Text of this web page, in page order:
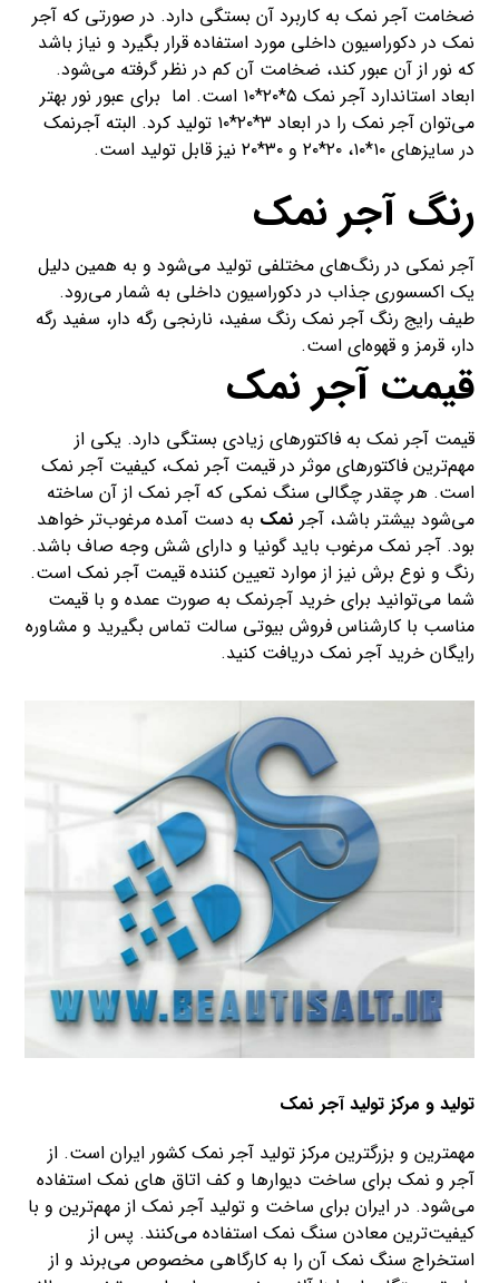
ضخامت آجر نمک به کاربرد آن بستگی دارد. در صورتی که آجر
نمک در دکوراسیون داخلی مورد استفاده قرار بگیرد و نیاز باشد
که نور از آن عبور کند، ضخامت آن کم در نظر گرفته می‌شود.
ابعاد استاندارد آجر نمک ۵*۲۰*۱۰ است. اما برای عبور نور بهتر
می‌توان آجر نمک را در ابعاد ۳*۲۰*۱۰ تولید کرد. البته آجرنمک
در سایزهای ۱۰*۱۰، ۲۰*۲۰ و ۳۰*۲۰ نیز قابل تولید است.
رنگ آجر نمک
آجر نمکی در رنگ‌های مختلفی تولید می‌شود و به همین دلیل
یک اکسسوری جذاب در دکوراسیون داخلی به شمار می‌رود.
طیف رایج رنگ آجر نمک رنگ سفید، نارنجی رگه دار، سفید رگه
دار، قرمز و قهوه‌ای است.
قیمت آجر نمک
قیمت آجر نمک به فاکتورهای زیادی بستگی دارد. یکی از
مهم‌ترین فاکتورهای موثر در قیمت آجر نمک، کیفیت آجر نمک
است. هر چقدر چگالی سنگ نمکی که آجر نمک از آن ساخته
می‌شود بیشتر باشد، آجر نمک به دست آمده مرغوب‌تر خواهد
بود. آجر نمک مرغوب باید گونیا و دارای شش وجه صاف باشد.
رنگ و نوع برش نیز از موارد تعیین کننده قیمت آجر نمک است.
شما می‌توانید برای خرید آجرنمک به صورت عمده و با قیمت
مناسب با کارشناس فروش بیوتی سالت تماس بگیرید و مشاوره
رایگان خرید آجر نمک دریافت کنید.
تولید و مرکز تولید آجر نمک
مهمترین و بزرگترین مرکز تولید آجر نمک کشور ایران است. از
آجر و نمک برای ساخت دیوارها و کف اتاق های نمک استفاده
می‌شود. در ایران برای ساخت و تولید آجر نمک از مهم‌ترین و با
کیفیت‌ترین معادن سنگ نمک استفاده می‌کنند. پس از
استخراج سنگ نمک آن را به کارگاهی مخصوص می‌برند و از